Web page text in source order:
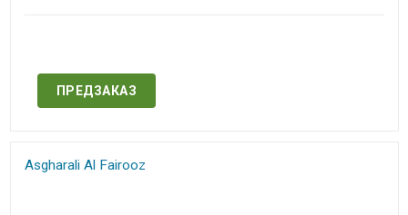
ПРЕДЗАКАЗ
Asgharali Al Fairooz